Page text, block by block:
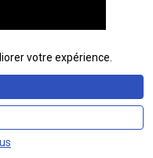
votre expérience.